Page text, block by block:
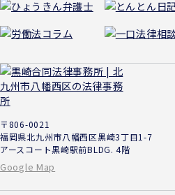
〒806-0021
福岡県北九州市八幡西区黒崎3丁目1-7
アースコート黒崎駅前BLDG. 4階
Google Map